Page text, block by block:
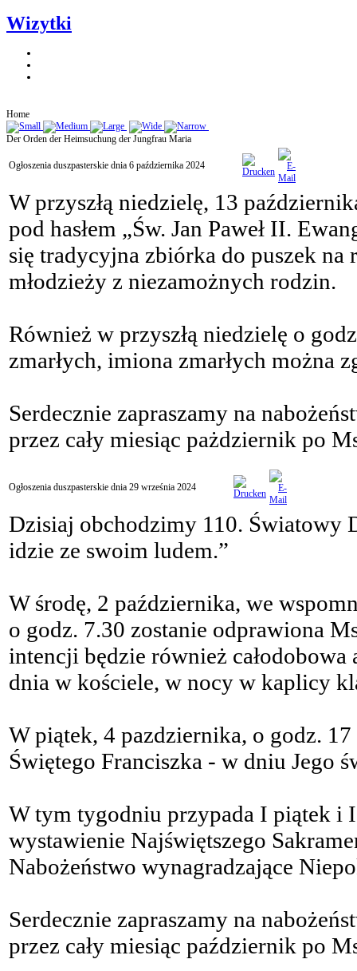
Wizytki
Home
Der Orden der Heimsuchung der Jungfrau Maria
Ogłoszenia duszpasterskie dnia 6 października 2024
W przyszłą niedzielę, 13
pod hasłem „Św. Jan Paweł II.
się tradycyjna zbiórka do puszek
młodzieży z niezamożnych rodzin.
Również w przyszłą niedzielę o
zmarłych, imiona zmarłych można
Serdecznie zapraszamy na
przez cały miesiąc pażdziernik po
Ogłoszenia duszpasterskie dnia 29 września 2024
Dzisiaj obchodzimy 110. Światowy
idzie ze swoim ludem.”
W środę, 2 października, we
o godz. 7.30 zostanie odprawiona
intencji będzie również
dnia w kościele, w nocy w kaplicy
W piątek, 4 pazdziernika, o godz.
Świętego Franciszka - w dniu Jego
W tym tygodniu przypada I piątek i I
wystawienie Najświętszego
Nabożeństwo wynagradzające
Serdecznie zapraszamy na
przez cały miesiąc październik po